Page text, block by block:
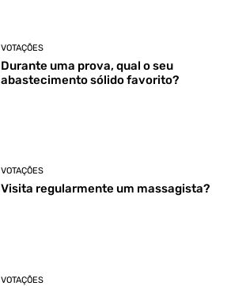
VOTAÇÕES
Durante uma prova, qual o seu
abastecimento sólido favorito?
VOTAÇÕES
Visita regularmente um massagista?
VOTAÇÕES